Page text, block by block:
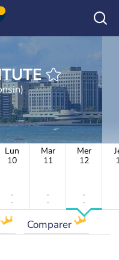
Lun
10
-
-
Mar
11
-
-
Mer
12
-
-
Comparer